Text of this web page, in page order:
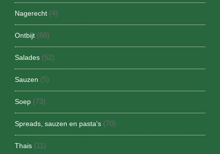
Nagerecht (4)
Ontbijt (68)
Salades (52)
Sauzen (5)
Soep (73)
Spreads, sauzen en pasta's (70)
Thais (11)